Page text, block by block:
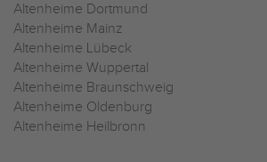
Altenheime Dortmund
Altenheime Mainz
Altenheime Lübeck
Altenheime Wuppertal
Altenheime Braunschweig
Altenheime Oldenburg
Altenheime Heilbronn